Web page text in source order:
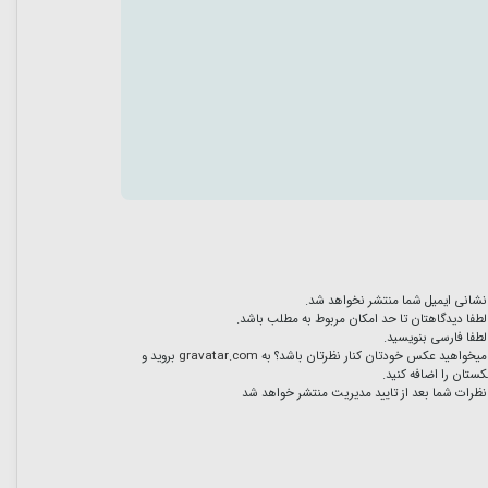
ایمیل شما منتشر نخواهد شد.
دیدگاهتان تا حد امکان مربوط به مطلب باشد.
فارسی بنویسید.
عکس خودتان کنار نظرتان باشد؟ به gravatar.com بروید و
را اضافه کنید.
شما بعد از تایید مدیریت منتشر خواهد شد